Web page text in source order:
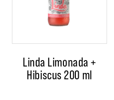
Linda Limonada +
Hibiscus 200 ml